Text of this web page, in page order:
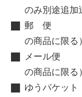
のみ別途追加
郵 便 送料
の商品に限る
メール便
の商品に限る
ゆうパケッ